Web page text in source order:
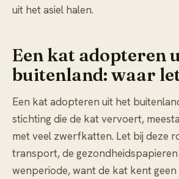
uit het asiel halen.
Een kat adopteren
buitenland: waar
Een kat adopteren uit het
stichting die de kat vervoert,
met veel zwerfkatten. Let bij deze
transport, de gezondheidspapieren
wenperiode, want de kat kent